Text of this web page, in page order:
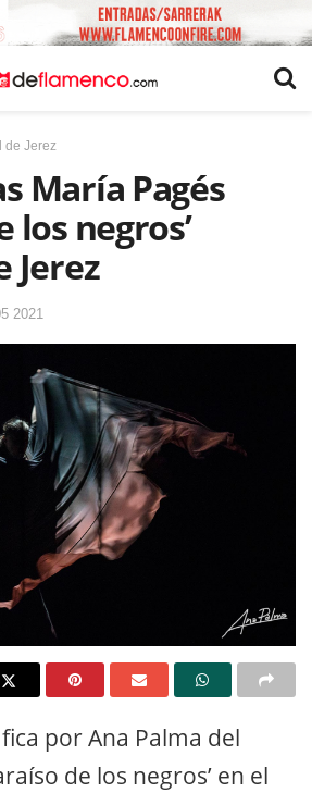
de Jerez
María Pagés
los negros’
Jerez
2021
por Ana Palma del
de los negros’ en el